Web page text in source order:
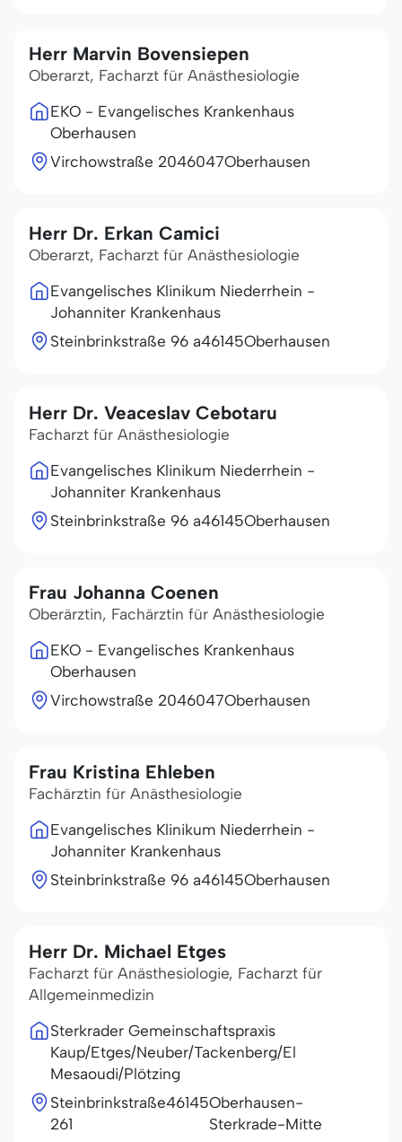
Herr Marvin Bovensiepen
Oberarzt, Facharzt für Anästhesiologie
EKO - Evangelisches Krankenhaus
Oberhausen
Virchowstraße 2046047Oberhausen
Herr Dr. Erkan Camici
Oberarzt, Facharzt für Anästhesiologie
Evangelisches Klinikum Niederrhein -
Johanniter Krankenhaus
Steinbrinkstraße 96 a46145Oberhausen
Herr Dr. Veaceslav Cebotaru
Facharzt für Anästhesiologie
Evangelisches Klinikum Niederrhein -
Johanniter Krankenhaus
Steinbrinkstraße 96 a46145Oberhausen
Frau Johanna Coenen
Oberärztin, Fachärztin für Anästhesiologie
EKO - Evangelisches Krankenhaus
Oberhausen
Virchowstraße 2046047Oberhausen
Frau Kristina Ehleben
Fachärztin für Anästhesiologie
Evangelisches Klinikum Niederrhein -
Johanniter Krankenhaus
Steinbrinkstraße 96 a46145Oberhausen
Herr Dr. Michael Etges
Facharzt für Anästhesiologie, Facharzt für
Allgemeinmedizin
Sterkrader Gemeinschaftspraxis
Kaup/Etges/Neuber/Tackenberg/El
Mesaoudi/Plötzing
Steinbrinkstraße
261
46145Oberhausen-
Sterkrade-Mitte